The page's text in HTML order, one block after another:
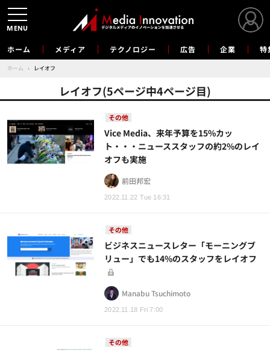
ホーム メディア テクノロジー 広告 企業 特
ホーム › レイオフ
レイオフ(5ページ中4ページ目)
その他
2022.11.22 Tue 16:31
Vice Media、来年予算を15%カッ
ト・・・ニューススタッフの約2%のレイ
オフも実施
前田邦宏
その他
2022.11.18 Fri 7:00
ビジネスニュースレター「モーニングブ
リュー」でも14%のスタッフをレイオフ
Manabu Tsuchimoto
その他
MENU